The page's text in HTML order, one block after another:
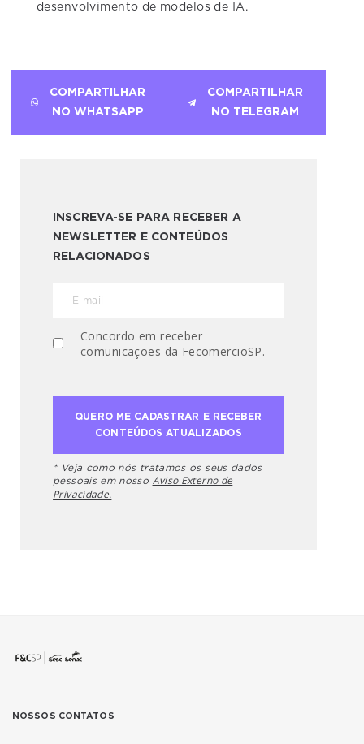
desenvolvimento de modelos de IA.
COMPARTILHAR
NO WHATSAPP
COMPARTILHAR
NO TELEGRAM
INSCREVA-SE PARA RECEBER A
NEWSLETTER E CONTEÚDOS
RELACIONADOS
Concordo em receber
comunicações da FecomercioSP.
* Veja como nós tratamos os seus dados
pessoais em nosso Aviso Externo de
Privacidade.
NOSSOS CONTATOS